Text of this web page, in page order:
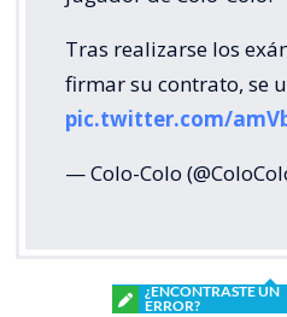
Tras realizarse los
firmar su contrato, se
pic.twitter.com/
— Colo-Colo
¿ENCONTRASTE UN
ERROR?